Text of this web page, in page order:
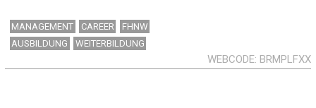
MANAGEMENT CAREER
FHNW
AUSBILDUNG
WEITERBILDUNG
WEBCODE BRMPLFXX